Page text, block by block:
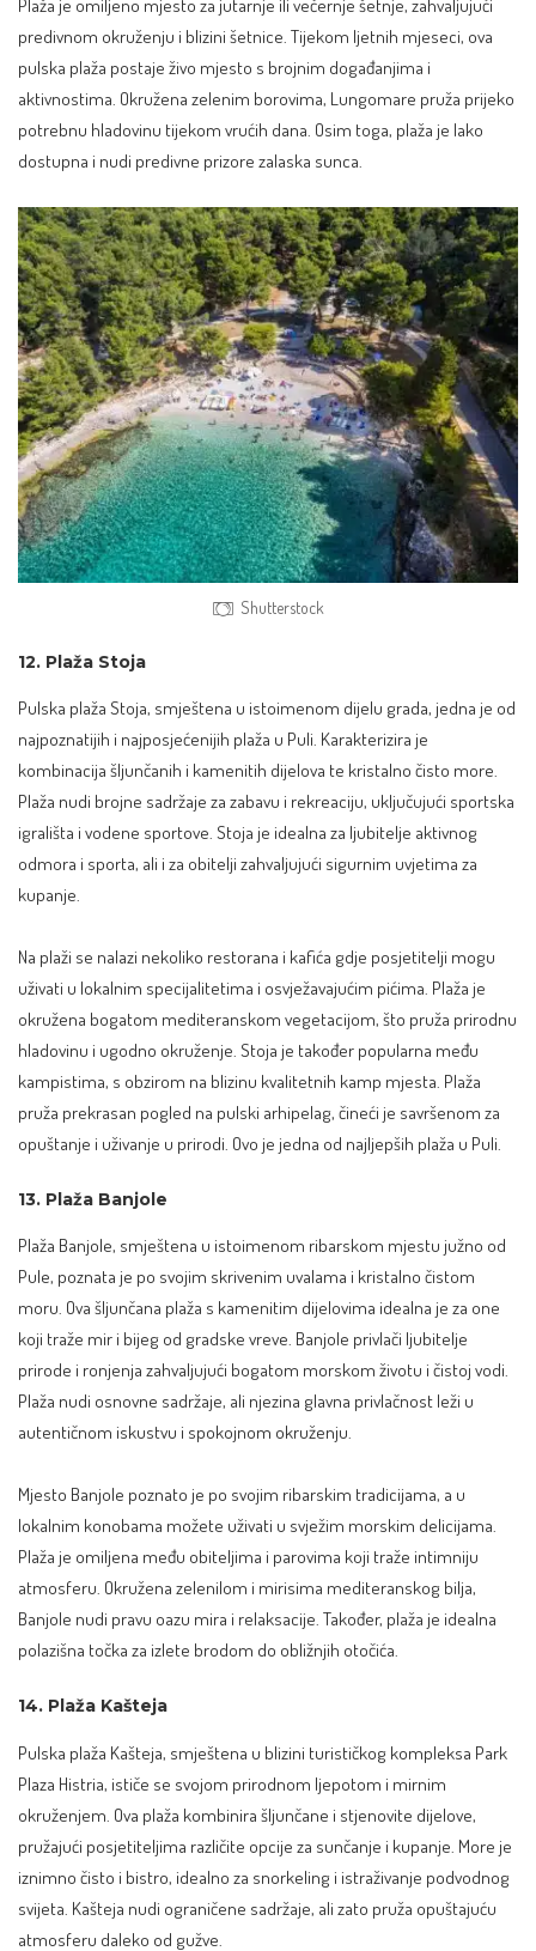
Plaža je omiljeno mjesto za jutarnje ili večernje šetnje, zahvaljujući
predivnom okruženju i blizini šetnice. Tijekom ljetnih mjeseci, ova
pulska plaža postaje živo mjesto s brojnim događanjima i
aktivnostima. Okružena zelenim borovima, Lungomare pruža prijeko
potrebnu hladovinu tijekom vrućih dana. Osim toga, plaža je lako
dostupna i nudi predivne prizore zalaska sunca.
Shutterstock
12. Plaža Stoja
Pulska plaža Stoja, smještena u istoimenom dijelu grada, jedna je od
najpoznatijih i najposjećenijih plaža u Puli. Karakterizira je
kombinacija šljunčanih i kamenitih dijelova te kristalno čisto more.
Plaža nudi brojne sadržaje za zabavu i rekreaciju, uključujući sportska
igrališta i vodene sportove. Stoja je idealna za ljubitelje aktivnog
odmora i sporta, ali i za obitelji zahvaljujući sigurnim uvjetima za
kupanje.
Na plaži se nalazi nekoliko restorana i kafića gdje posjetitelji mogu
uživati u lokalnim specijalitetima i osvježavajućim pićima. Plaža je
okružena bogatom mediteranskom vegetacijom, što pruža prirodnu
hladovinu i ugodno okruženje. Stoja je također popularna među
kampistima, s obzirom na blizinu kvalitetnih kamp mjesta. Plaža
pruža prekrasan pogled na pulski arhipelag, čineći je savršenom za
opuštanje i uživanje u prirodi. Ovo je jedna od najljepših plaža u Puli.
13. Plaža Banjole
Plaža Banjole, smještena u istoimenom ribarskom mjestu južno od
Pule, poznata je po svojim skrivenim uvalama i kristalno čistom
moru. Ova šljunčana plaža s kamenitim dijelovima idealna je za one
koji traže mir i bijeg od gradske vreve. Banjole privlači ljubitelje
prirode i ronjenja zahvaljujući bogatom morskom životu i čistoj vodi.
Plaža nudi osnovne sadržaje, ali njezina glavna privlačnost leži u
autentičnom iskustvu i spokojnom okruženju.
Mjesto Banjole poznato je po svojim ribarskim tradicijama, a u
lokalnim konobama možete uživati u svježim morskim delicijama.
Plaža je omiljena među obiteljima i parovima koji traže intimniju
atmosferu. Okružena zelenilom i mirisima mediteranskog bilja,
Banjole nudi pravu oazu mira i relaksacije. Također, plaža je idealna
polazišna točka za izlete brodom do obližnjih otočića.
14. Plaža Kašteja
Pulska plaža Kašteja, smještena u blizini turističkog kompleksa Park
Plaza Histria, ističe se svojom prirodnom ljepotom i mirnim
okruženjem. Ova plaža kombinira šljunčane i stjenovite dijelove,
pružajući posjetiteljima različite opcije za sunčanje i kupanje. More je
iznimno čisto i bistro, idealno za snorkeling i istraživanje podvodnog
svijeta. Kašteja nudi ograničene sadržaje, ali zato pruža opuštajuću
atmosferu daleko od gužve.